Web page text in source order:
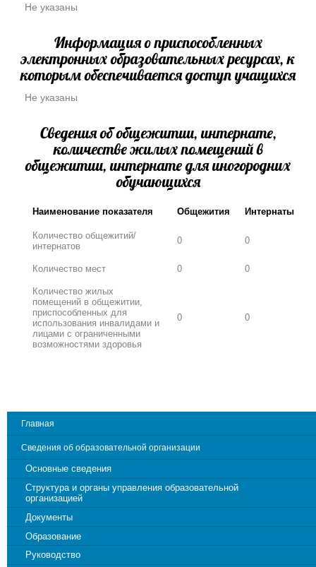
Не указаны
Информация о приспособленных
электронных образовательных ресурсах, к
которым обеспечивается доступ учащихся
Не указаны
Сведения об общежитии, интернате,
количестве жилых помещений в
общежитии, интернате для иногородних
обучающихся
Наименование показателя Общежития Интернаты
Количество общежитий/
интернатов
0 0
Количество мест 0 0
Количество жилых
помещений в общежитии,
приспособленных для
использования инвалидами и
лицами с ограниченными
возможностями здоровья
0 0
Главная
Сведения об образовательной организации
Основные сведения
Структура и органы управления образовательной
организацией
Документы
Образование
Руководство